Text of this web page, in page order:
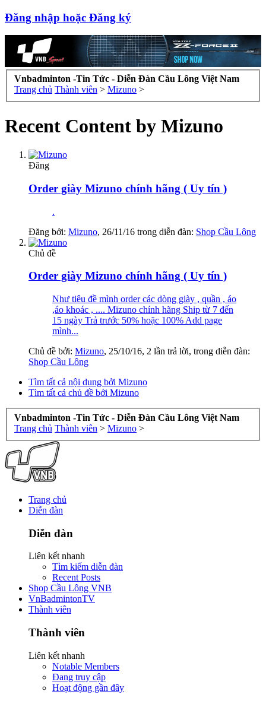
Đăng nhập hoặc Đăng ký
Vnbadminton -Tin Tức - Diễn Đàn Cầu Lông Việt Nam
Trang chủ Thành viên > Mizuno >
Recent Content by Mizuno
Đăng
Order giày Mizuno chính hãng ( Uy tín )
.
Đăng bởi: Mizuno, 26/11/16 trong diễn đàn: Shop Cầu Lông
Chủ đề
Order giày Mizuno chính hãng ( Uy tín )
Như tiêu đề mình order các dòng giày , quần , áo
,áo khoác , .... Mizuno chính hãng Ship từ 7 đến
15 ngày Trả trước 50% hoặc 100% Add page
mình...
Chủ đề bởi: Mizuno, 25/10/16, 2 lần trả lời, trong diễn đàn:
Shop Cầu Lông
Tìm tất cả nội dung bởi Mizuno
Tìm tất cả chủ đề bởi Mizuno
Vnbadminton -Tin Tức - Diễn Đàn Cầu Lông Việt Nam
Trang chủ Thành viên > Mizuno >
Trang chủ
Diễn đàn
Diễn đàn
Liên kết nhanh
Tìm kiếm diễn đàn
Recent Posts
Shop Cầu Lông VNB
VnBadmintonTV
Thành viên
Thành viên
Liên kết nhanh
Notable Members
Đang truy cập
Hoạt động gần đây